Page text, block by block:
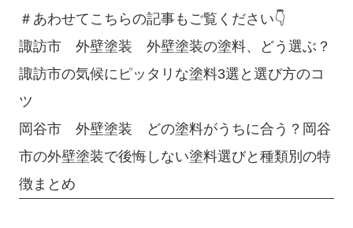
＃あわせてこちらの記事もご覧ください👇
諏訪市 外壁塗装 外壁塗装の塗料、どう選ぶ？
諏訪市の気候にピッタリな塗料3選と選び方のコ
ツ
岡谷市 外壁塗装 どの塗料がうちに合う？岡谷
市の外壁塗装で後悔しない塗料選びと種類別の特
徴まとめ